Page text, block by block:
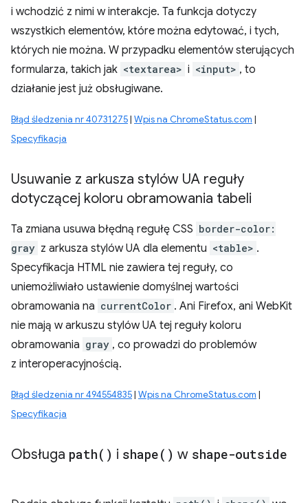
i wchodzić z nimi w interakcje. Ta funkcja dotyczy
wszystkich elementów, które można edytować, i tych,
których nie można. W przypadku elementów sterujących
formularza, takich jak <textarea> i <input> , to
działanie jest już obsługiwane.
Błąd śledzenia nr 40731275| Wpis na ChromeStatus.com |
Specyfikacja
Usuwanie z arkusza stylów UA reguły
dotyczącej koloru obramowania tabeli
Ta zmiana usuwa błędną regułę CSS border-color:
gray z arkusza stylów UA dla elementu <table> .
Specyfikacja HTML nie zawiera tej reguły, co
uniemożliwiało ustawienie domyślnej wartości
obramowania na currentColor . Ani Firefox, ani WebKit
nie mają w arkuszu stylów UA tej reguły koloru
obramowania gray , co prowadzi do problemów
z interoperacyjnością.
Błąd śledzenia nr 494554835| Wpis na ChromeStatus.com |
Specyfikacja
Obsługa path( ) i shape( ) w shape-outside